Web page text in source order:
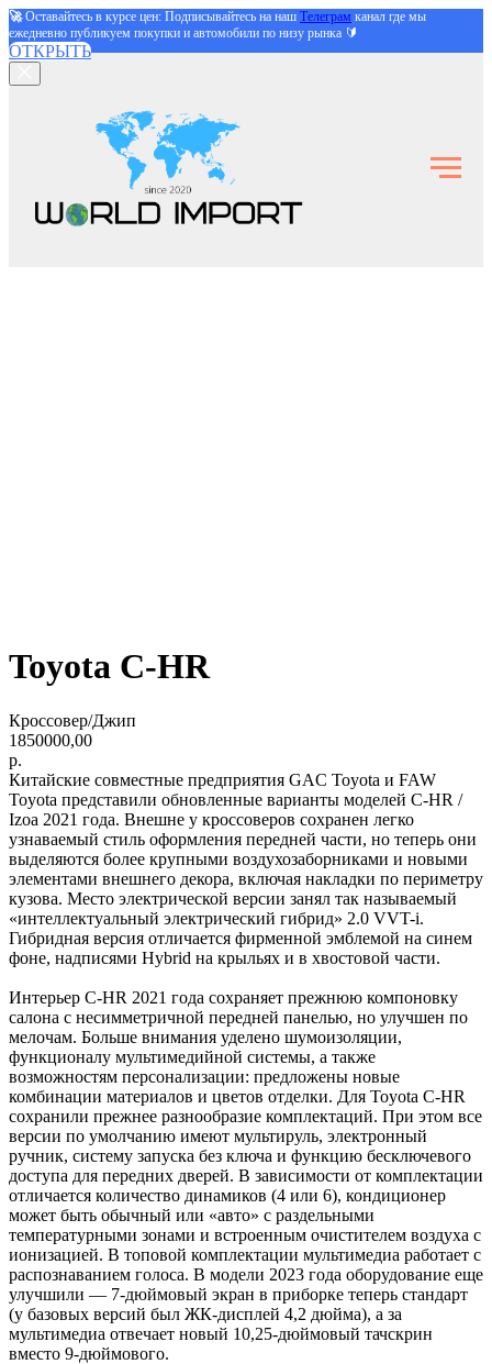
🚀Оставайтесь в курсе цен: Подписывайтесь на наш Телеграм канал где мы
ежедневно публикуем покупки и автомобили по низу рынка 🔰
ОТКРЫТЬ
Toyota C-HR
Кроссовер/Джип
1850000,00
р.
Китайские совместные предприятия GAC Toyota и FAW
Toyota представили обновленные варианты моделей C-HR /
Izoa 2021 года. Внешне у кроссоверов сохранен легко
узнаваемый стиль оформления передней части, но теперь они
выделяются более крупными воздухозаборниками и новыми
элементами внешнего декора, включая накладки по периметру
кузова. Место электрической версии занял так называемый
«интеллектуальный электрический гибрид» 2.0 VVT-i.
Гибридная версия отличается фирменной эмблемой на синем
фоне, надписями Hybrid на крыльях и в хвостовой части.
Интерьер C-HR 2021 года сохраняет прежнюю компоновку
салона с несимметричной передней панелью, но улучшен по
мелочам. Больше внимания уделено шумоизоляции,
функционалу мультимедийной системы, а также
возможностям персонализации: предложены новые
комбинации материалов и цветов отделки. Для Toyota C-HR
сохранили прежнее разнообразие комплектаций. При этом все
версии по умолчанию имеют мультируль, электронный
ручник, систему запуска без ключа и функцию бесключевого
доступа для передних дверей. В зависимости от комплектации
отличается количество динамиков (4 или 6), кондиционер
может быть обычный или «авто» с раздельными
температурными зонами и встроенным очистителем воздуха с
ионизацией. В топовой комплектации мультимедиа работает с
распознаванием голоса. В модели 2023 года оборудование еще
улучшили — 7-дюймовый экран в приборке теперь стандарт
(у базовых версий был ЖК-дисплей 4,2 дюйма), а за
мультимедиа отвечает новый 10,25-дюймовый тачскрин
вместо 9-дюймового.